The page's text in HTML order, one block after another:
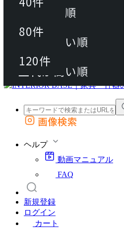
動画マニュアル
FAQ
カート
外部サイトの商品をカートに追加
画像検索
ヘルプ
動画マニュアル
FAQ
新規登録
ログイン
カート
80件
120件
おすすめ順
上代が安い順
上代が高い順
80件
120件